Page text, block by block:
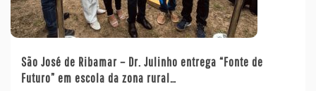
São José de Ribamar – Dr. Julinho entrega “Fonte de
Futuro” em escola da zona rural…